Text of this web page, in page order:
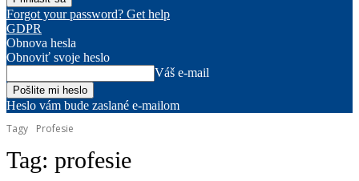
Forgot your password? Get help
GDPR
Obnova hesla
Obnoviť svoje heslo
Váš e-mail
Heslo vám bude zaslané e-mailom
Tagy
Profesie
Tag: profesie